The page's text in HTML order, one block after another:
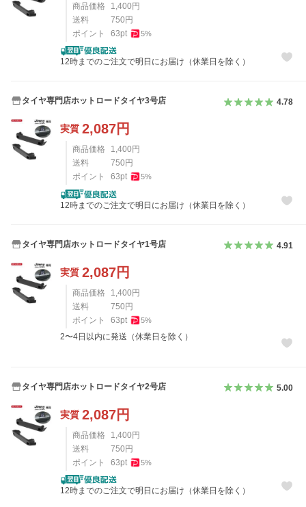
商品価格 1,400円
送料
750円
ポイント
63pt 5%
12時までのご注文で明日にお届け（休業日を除く）
タイヤ専門店ホットロードタイヤ3号店 4.78
実質 2,087円
商品価格 1,400 円
送料
750 円
ポイント
63pt 5%
12時までのご注文で明日にお届け（休業日を除く）
タイヤ専門店ホットロードタイヤ1号店 4.91
実質 2,087円
商品価格 1,400円
送料
750円
ポイント
63pt 5%
2〜4日以内に発送（休業日を除く）
タイヤ専門店ホットロードタイヤ2号店 5.00
実質 2,087円
商品価格 1,400円
送料
750円
ポイント
63pt 5%
12時までのご注文で明日にお届け（休業日を除く）